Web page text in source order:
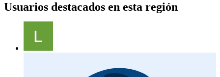
Usuarios destacados en esta región